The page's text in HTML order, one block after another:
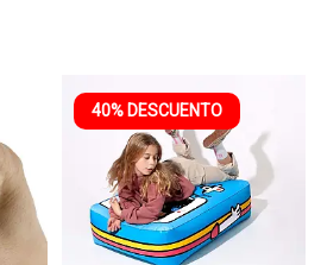
40% DESCUENTO